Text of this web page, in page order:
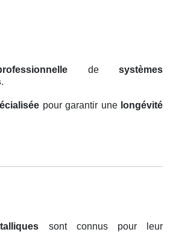
desystèmes
.
pour garantir une longévité
sont connus pour leur